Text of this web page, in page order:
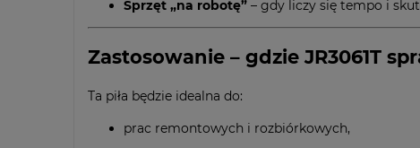
Sprzęt „na robotę” – gdy liczy się tempo i
Zastosowanie – gdzie JR3061T
Ta piła będzie idealna do:
prac remontowych i rozbiórkowych,